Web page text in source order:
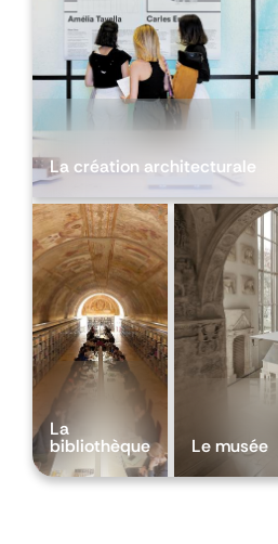
La création architecturale
La
bibliothèque Le musée